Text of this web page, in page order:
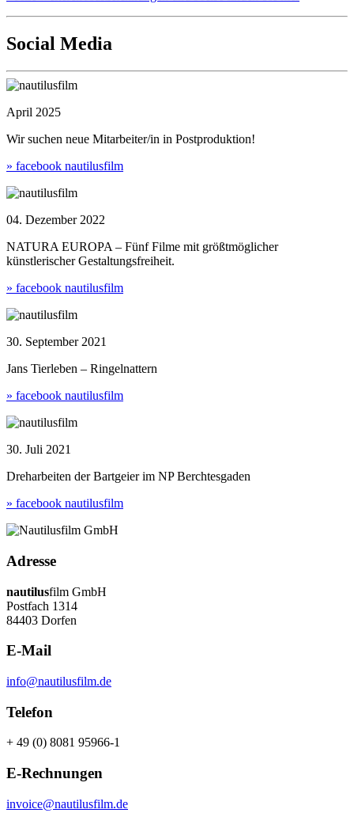
Social Media
April 2025
Wir suchen neue Mitarbeiter/in in Postproduktion!
» facebook nautilusfilm
04. Dezember 2022
NATURA EUROPA – Fünf Filme mit größtmöglicher
künstlerischer Gestaltungsfreiheit.
» facebook nautilusfilm
30. September 2021
Jans Tierleben – Ringelnattern
» facebook nautilusfilm
30. Juli 2021
Dreharbeiten der Bartgeier im NP Berchtesgaden
» facebook nautilusfilm
Adresse
nautilusfilm GmbH
Postfach 1314
84403 Dorfen
E-Mail
info@nautilusfilm.de
Telefon
+ 49 (0) 8081 95966-1
E-Rechnungen
invoice@nautilusfilm.de